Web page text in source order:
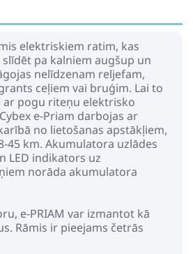
elektriskiem ratim, kas
slīdēt pa kalniem augšup un
nelīdzenam reljefam,
ceļiem vai bruģim. Lai to
pogu riteņu elektrisko
e-Priam darbojas ar
no lietošanas apstākļiem,
45 km. Akumulatora uzlādes
LED indikators uz
norāda akumulatora
e-PRIAM var izmantot kā
Rāmis ir pieejams četrās